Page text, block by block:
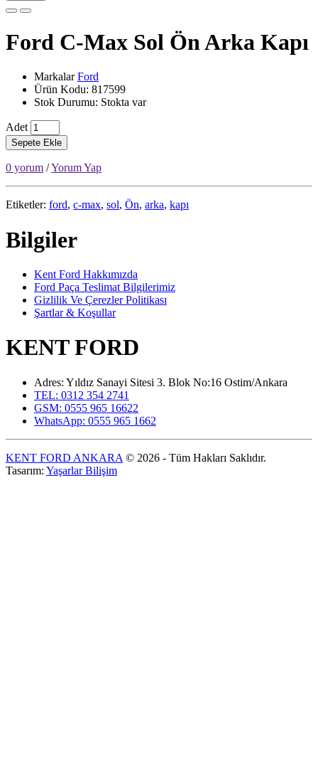
Ford C-Max Sol Ön Arka Kapı
MarkalarFord
Ürün Kodu: 817599
Stok Durumu: Stokta var
Adet
Sepete Ekle
0 yorum /Yorum Yap
Etiketler: ford, c-max, sol, Ön, arka, kapı
Bilgiler
Kent Ford Hakkımızda
Ford Paça Teslimat Bilgilerimiz
Gizlilik Ve Çerezler Politikası
Şartlar & Koşullar
KENT FORD
Adres: Yıldız Sanayi Sitesi 3. Blok No:16 Ostim/Ankara
TEL: 0312 354 2741
GSM: 0555 965 16622
WhatsApp: 0555 965 1662
KENT FORD ANKARA © 2026 - Tüm Hakları Saklıdır.
Tasarım: Yaşarlar Bilişim